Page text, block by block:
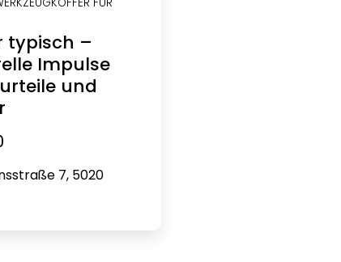
FÜR
typisch –
Impulse
und
7, 5020